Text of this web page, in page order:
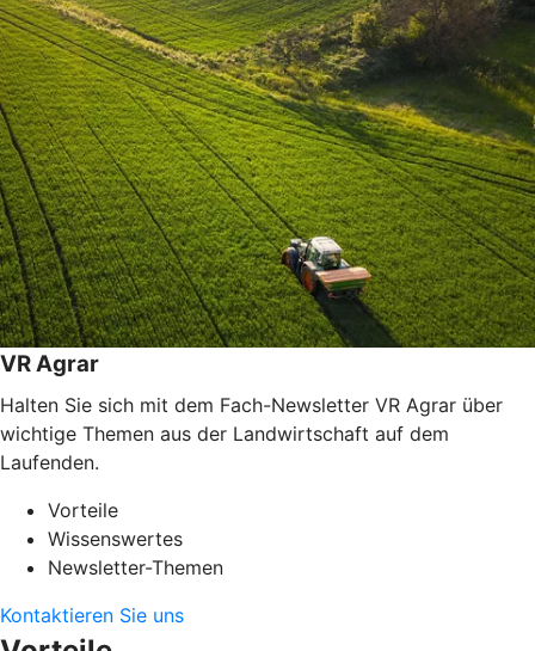
VR Agrar
Halten Sie sich mit dem Fach-Newsletter VR Agrar über
wichtige Themen aus der Landwirtschaft auf dem
Laufenden.
Vorteile
Wissenswertes
Newsletter-Themen
Kontaktieren Sie uns